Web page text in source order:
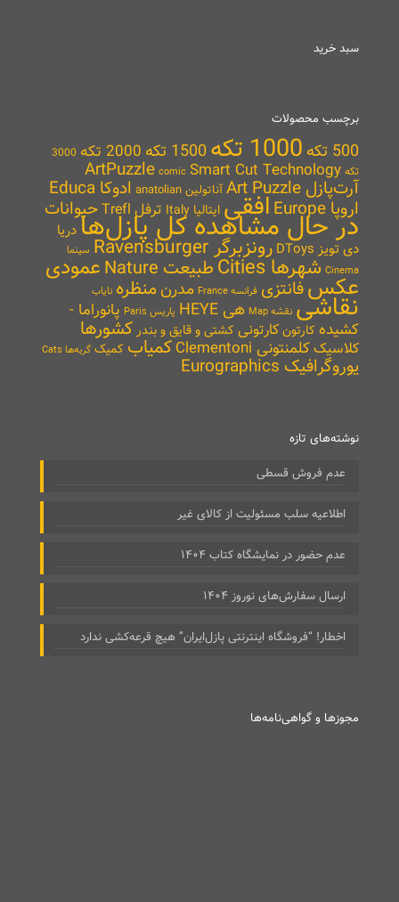
سبد خرید
برچسب محصولات
500 تکه 1000 تکه 1500 تکه 2000 تکه
3000
تکه
ArtPuzzle comic Smart Cut Technology
آرت‌پازل Art Puzzle آناتولین anatolian ادوکا Educa
اروپا Europe افقی ایتالیا Italy ترفل Trefl حیواناتدر حال مشاهده کل پازل‌هادریا
دی تویز DToys
رونزبرگر Ravensburger
سینما
Cinema شهرها Cities طبیعت Nature عمودی
عکسفانتزی فرانسه France مدرنمنظره نایاب نقاشی نقشه Map هی HEYE پاریس Paris
پانوراما -
کشیده کارتونکارتونی کشتی و قایق و بندر کشورها
کلاسیککلمنتونی Clementoni کمیاب کمیک گربه‌ها Cats
یوروگرافیک Eurographics
نوشته‌های تازه
عدم فروش قسطی
اطلاعیه سلب مسئولیت از کالای غیر
عدم حضور در نمایشگاه کتاب ۱۴۰۴
ارسال سفارش‌های نوروز ۱۴۰۴
اخطار! “فروشگاه اینترنتی پازل‌ایران” هیچ قرعه‌کشی ندارد
مجوزها و گواهی‌نامه‌ها